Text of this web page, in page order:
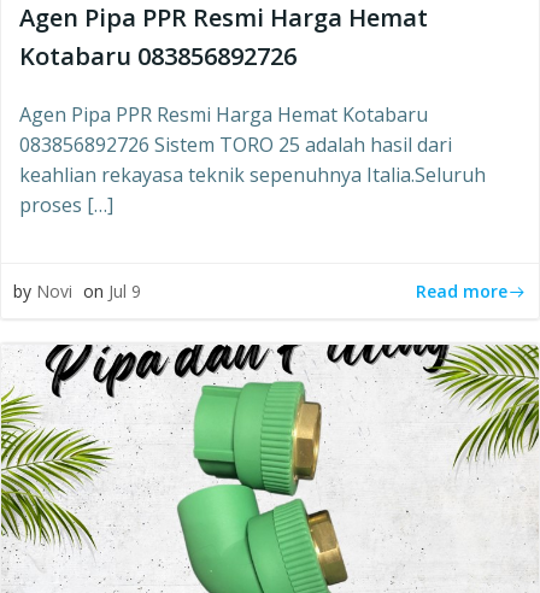
Agen Pipa PPR Resmi Harga Hemat
Kotabaru 083856892726
Agen Pipa PPR Resmi Harga Hemat Kotabaru
083856892726 Sistem TORO 25 adalah hasil dari
keahlian rekayasa teknik sepenuhnya Italia.Seluruh
proses […]
by Novi on Jul 9 Read more